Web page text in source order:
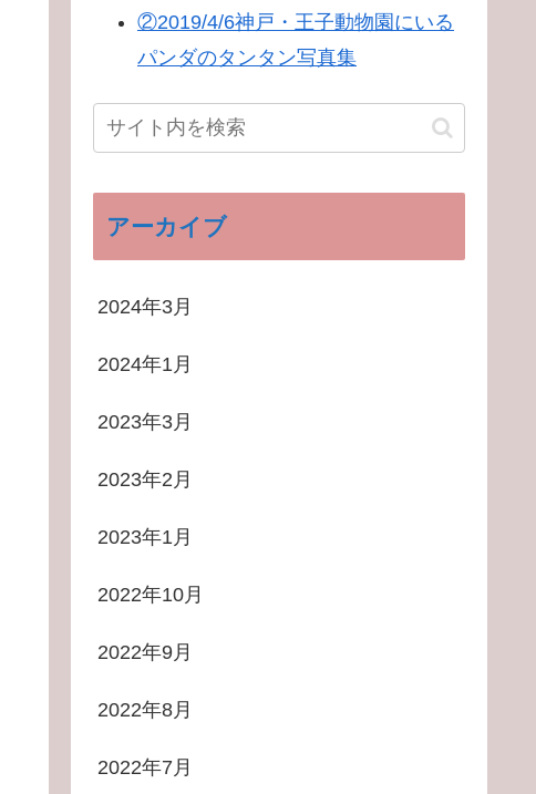
②2019/4/6神戸・王子動物園にいる
パンダのタンタン写真集
アーカイブ
2024年3月
2024年1月
2023年3月
2023年2月
2023年1月
2022年10月
2022年9月
2022年8月
2022年7月